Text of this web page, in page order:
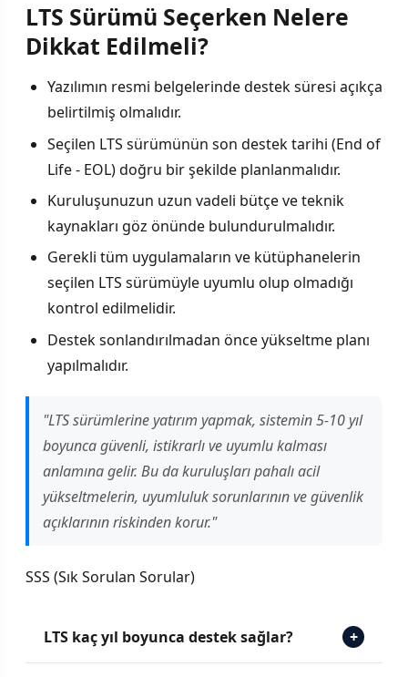
LTS Sürümü Seçerken Nelere
Dikkat Edilmeli?
Yazılımın resmi belgelerinde destek süresi açıkça
belirtilmiş olmalıdır.
Seçilen LTS sürümünün son destek tarihi (End of
Life - EOL) doğru bir şekilde planlanmalıdır.
Kuruluşunuzun uzun vadeli bütçe ve teknik
kaynakları göz önünde bulundurulmalıdır.
Gerekli tüm uygulamaların ve kütüphanelerin
seçilen LTS sürümüyle uyumlu olup olmadığı
kontrol edilmelidir.
Destek sonlandırılmadan önce yükseltme planı
yapılmalıdır.
"LTS sürümlerine yatırım yapmak, sistemin 5-10 yıl
boyunca güvenli, istikrarlı ve uyumlu kalması
anlamına gelir. Bu da kuruluşları pahalı acil
yükseltmelerin, uyumluluk sorunlarının ve güvenlik
açıklarının riskinden korur."
SSS (Sık Sorulan Sorular)
LTS kaç yıl boyunca destek sağlar? +